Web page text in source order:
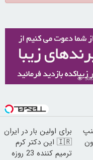
برای اولین بار در ایران
🇮🇷 این دکتر کرم
ترمیم کننده 23 روزه